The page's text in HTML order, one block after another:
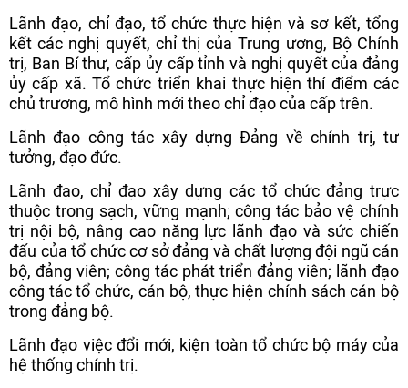
Lãnh đạo, chỉ đạo, tổ chức thực hiện và sơ kết, tổng
kết các nghị quyết, chỉ thị của Trung ương, Bộ Chính
trị, Ban Bí thư, cấp ủy cấp tỉnh và nghị quyết của đảng
ủy cấp xã. Tổ chức triển khai thực hiện thí điểm các
chủ trương, mô hình mới theo chỉ đạo của cấp trên.
Lãnh đạo công tác xây dựng Đảng về chính trị, tư
tưởng, đạo đức.
Lãnh đạo, chỉ đạo xây dựng các tổ chức đảng trực
thuộc trong sạch, vững mạnh; công tác bảo vệ chính
trị nội bộ, nâng cao năng lực lãnh đạo và sức chiến
đấu của tổ chức cơ sở đảng và chất lượng đội ngũ cán
bộ, đảng viên; công tác phát triển đảng viên; lãnh đạo
công tác tổ chức, cán bộ, thực hiện chính sách cán bộ
trong đảng bộ.
Lãnh đạo việc đổi mới, kiện toàn tổ chức bộ máy của
hệ thống chính trị.